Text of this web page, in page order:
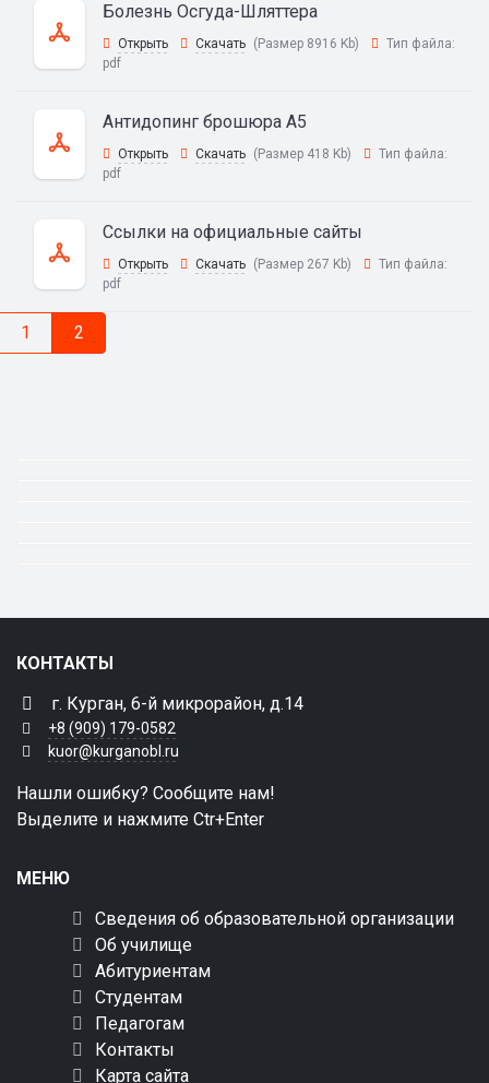
Болезнь Осгуда-Шляттера
Открыть Скачать (Размер 8916 Kb)
Тип файла:
pdf
Антидопинг брошюра А5
Открыть Скачать (Размер 418 Kb)
Тип файла:
pdf
Ссылки на официальные сайты
Открыть Скачать (Размер 267 Kb)
Тип файла:
pdf
1 2
КОНТАКТЫ
г. Курган, 6-й микрорайон, д.14
+8 (909) 179-0582
kuor@kurganobl.ru
Нашли ошибку? Сообщите нам!
Выделите и нажмите Ctr+Enter
МЕНЮ
Сведения об образовательной организации
Об училище
Абитуриентам
Студентам
Педагогам
Контакты
Карта сайта